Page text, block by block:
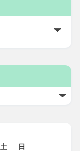
土
日